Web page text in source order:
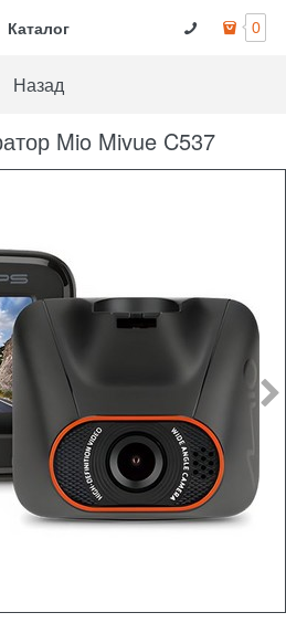
Каталог 0
Назад
Mio Mivue C537